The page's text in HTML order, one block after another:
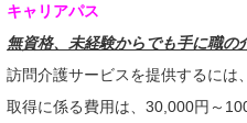
キャリアパス
無資格、未経験からでも手に職の
訪問介護サービスを提供するには
取得に係る費用は、30,000円～